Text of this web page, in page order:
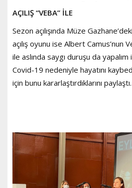
AÇILIŞ “VEBA” İLE
Sezon açılışında Müze
açılış oyunu ise Albert Camus’nun
ile aslında saygı duruşu da
Covid-19 nedeniyle hayatını
için bunu kararlaştırdıklarını paylaştı.